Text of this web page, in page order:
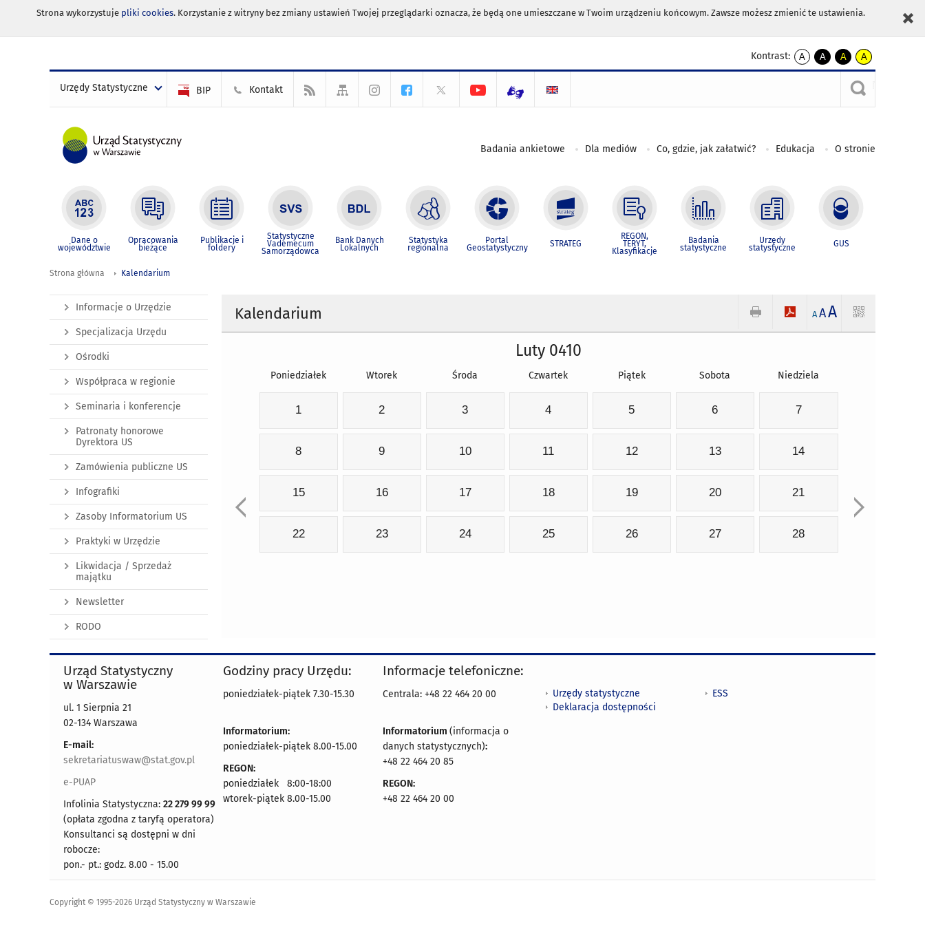
Strona wykorzystuje pliki cookies. Korzystanie z witryny bez zmiany ustawień Twojej przeglądarki oznacza, że będą one umieszczane w Twoim urządzeniu końcowym. Zawsze możesz zmienić te ustawienia.
Kontrast:
A
kontrast
A
kontrast
czarnym
A
kontrast
żółty
tekst
czarnym
A
kontrast
czarny
tekst
żółtym
Urzędy Statystyczne BIP Kontakt
Badania ankietowe Dla mediów Co, gdzie, jak załatwić? Edukacja O stronie
Dane o
województwie
Opracowania
bieżące
Publikacje i
foldery
Statystyczne
Vademecum
Samorządowca
Bank Danych
Lokalnych
Statystyka
regionalna
Portal
Geostatystyczny STRATEG
REGON,
TERYT,
Klasyfikacje
Badania
statystyczne
Urzędy
statystyczne GUS
Strona główna Kalendarium
Kalendarium A AA
Luty 0410
Poniedziałek Wtorek Środa Czwartek Piątek Sobota Niedziela
1 2 3 4 5 6 7
8 9 10 11 12 13 14
15 16 17 18 19 20 21
22 23 24 25 26 27 28
Informacje o Urzędzie
Specjalizacja Urzędu
Ośrodki
Współpraca w regionie
Seminaria i konferencje
Patronaty honorowe
Dyrektora US
Zamówienia publiczne US
Infografiki
Zasoby Informatorium US
Praktyki w Urzędzie
Likwidacja / Sprzedaż
majątku
Newsletter
RODO
Urząd Statystyczny
w Warszawie
ul. 1 Sierpnia 21
02-134 Warszawa
E-mail:
sekretariatuswaw@stat.gov.pl
e-PUAP
Infolinia Statystyczna: 22 279 99 99
(opłata zgodna z taryfą operatora)
Konsultanci są dostępni w dni
robocze:
pon.- pt.: godz. 8.00 - 15.00
Godziny pracy Urzędu:
poniedziałek-piątek 7.30-15.30
Informatorium:
poniedziałek-piątek 8.00-15.00
REGON:
poniedziałek 8:00-18:00
wtorek-piątek 8.00-15.00
Informacje telefoniczne:
Centrala: +48 22 464 20 00
Informatorium (informacja o
danych statystycznych):
+48 22 464 20 85
REGON:
+48 22 464 20 00
Urzędy statystyczne
Deklaracja dostępności
ESS
Copyright © 1995-2026 Urząd Statystyczny w Warszawie